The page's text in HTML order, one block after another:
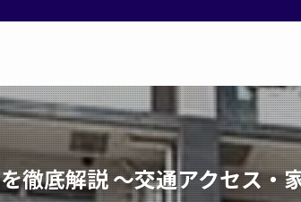
底解説 ～交通アクセス・